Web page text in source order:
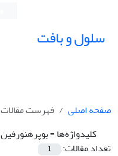
سلول و بافت
صفحه اصلی
فهرست مقالات
کلیدواژه‌ها =بوپره­نورفین
تعداد مقالات:
1